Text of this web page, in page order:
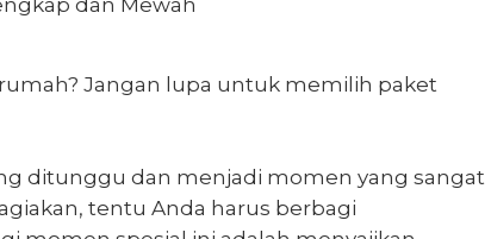
Jangan lupa untuk memilih paket
ditunggu dan menjadi momen yang sangat
tentu Anda harus berbagi